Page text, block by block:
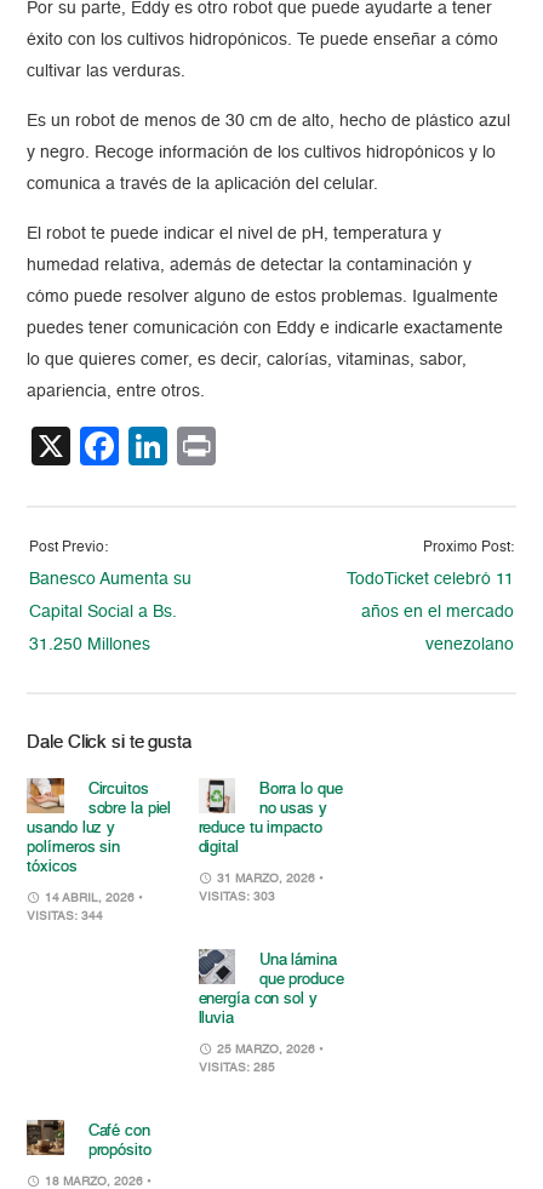
Por su parte, Eddy es otro robot que puede ayudarte a tener
éxito con los cultivos hidropónicos. Te puede enseñar a cómo
cultivar las verduras.
Es un robot de menos de 30 cm de alto, hecho de plástico azul
y negro. Recoge información de los cultivos hidropónicos y lo
comunica a través de la aplicación del celular.
El robot te puede indicar el nivel de pH, temperatura y
humedad relativa, además de detectar la contaminación y
cómo puede resolver alguno de estos problemas. Igualmente
puedes tener comunicación con Eddy e indicarle exactamente
lo que quieres comer, es decir, calorías, vitaminas, sabor,
apariencia, entre otros.
X Facebook
LinkedIn
Post Previo:
Banesco Aumenta su
Capital Social a Bs.
31.250 Millones
Proximo Post:
TodoTicket celebró 11
años en el mercado
venezolano
Dale Click si te gusta
Circuitos
sobre la piel
usando luz y
polímeros sin
tóxicos
14 ABRIL, 2026 •
VISITAS: 344
Borra lo que
no usas y
reduce tu impacto
digital
31 MARZO, 2026 •
VISITAS: 303
Una lámina
que produce
energía con sol y
lluvia
25 MARZO, 2026 •
VISITAS: 285
Café con
propósito
18 MARZO, 2026 •